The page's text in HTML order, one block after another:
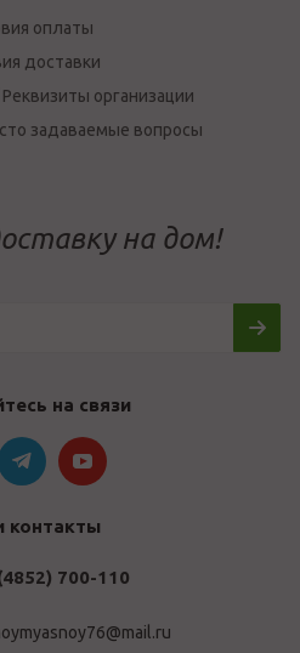
оплаты
доставки
организации
задаваемые вопросы
на дом!
на связи
контакты
700-110